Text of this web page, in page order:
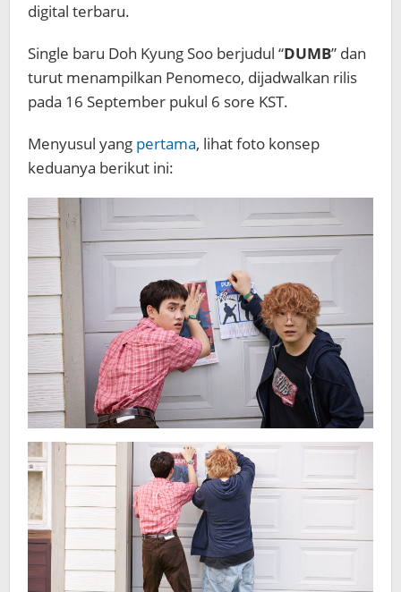
digital terbaru.
Single baru Doh Kyung Soo berjudul “DUMB” dan
turut menampilkan Penomeco, dijadwalkan rilis
pada 16 September pukul 6 sore KST.
Menyusul yang pertama, lihat foto konsep
keduanya berikut ini: